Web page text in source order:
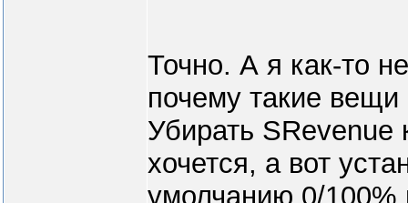
Точно. А я как-то
почему такие вещи
Убирать SRevenue
хочется, а вот
умолчанию 0/100%